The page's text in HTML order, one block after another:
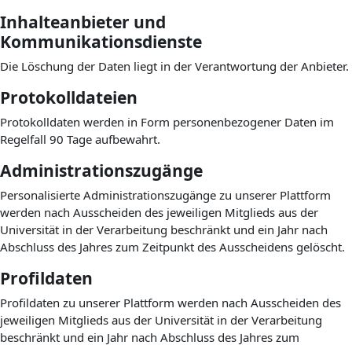
Inhalteanbieter und
Kommunikationsdienste
Die Löschung der Daten liegt in der Verantwortung der Anbieter.
Protokolldateien
Protokolldaten werden in Form personenbezogener Daten im
Regelfall 90 Tage aufbewahrt.
Administrationszugänge
Personalisierte Administrationszugänge zu unserer Plattform
werden nach Ausscheiden des jeweiligen Mitglieds aus der
Universität in der Verarbeitung beschränkt und ein Jahr nach
Abschluss des Jahres zum Zeitpunkt des Ausscheidens gelöscht.
Profildaten
Profildaten zu unserer Plattform werden nach Ausscheiden des
jeweiligen Mitglieds aus der Universität in der Verarbeitung
beschränkt und ein Jahr nach Abschluss des Jahres zum